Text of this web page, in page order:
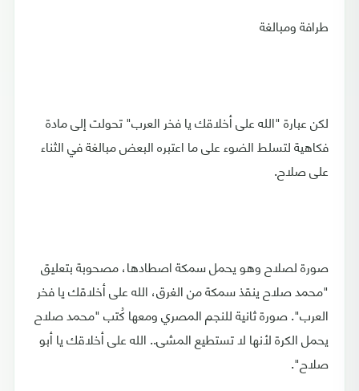
طرافة ومبالغة
لكن عبارة "الله على أخلاقك يا فخر العرب" تحولت إلى مادة
فكاهية لتسلط الضوء على ما اعتبره البعض مبالغة في الثناء
على صلاح.
صورة لصلاح وهو يحمل سمكة اصطادها، مصحوبة بتعليق
"محمد صلاح ينقذ سمكة من الغرق، الله على أخلاقك يا فخر
العرب". صورة ثانية للنجم المصري ومعها كُتب "محمد صلاح
يحمل الكرة لأنها لا تستطيع المشى.. الله على أخلاقك يا أبو
صلاح".